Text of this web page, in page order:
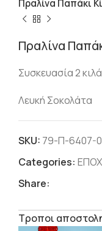
Πραλίνα Παπάκι
Πραλίνα
Συσκευασία 2 κιλά
Λευκή Σοκολάτα
SKU: 79-Π-6407-
Categories:
Share:
Τροποι